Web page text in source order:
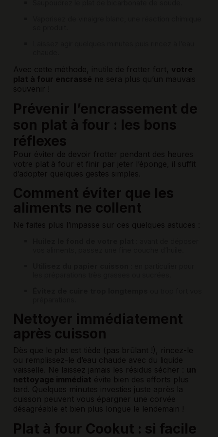
Avec cette méthode, inutile de frotter fort, votre
plat à four encrassé ne sera plus qu’un mauvais
souvenir !
Prévenir l’encrassement de
son plat à four : les bons
réflexes
Pour éviter de devoir frotter pendant des heures
votre plat à four et finir par jeter l’éponge, il suffit
d’adopter quelques gestes simples.
Comment éviter que les
aliments ne collent
Ne faites plus l’impasse sur ces quelques astuces :
Nettoyer immédiatement
après cuisson
Dès que le plat est tiède (pas brûlant !), rincez-le
ou remplissez-le d’eau chaude avec du liquide
vaisselle. Ne laissez jamais les résidus sécher : un
nettoyage immédiat évite bien des efforts plus
tard. Quelques minutes investies juste après la
cuisson peuvent vous épargner une corvée
désagréable et bien plus longue le lendemain !
Plat à four Cookut : si facile